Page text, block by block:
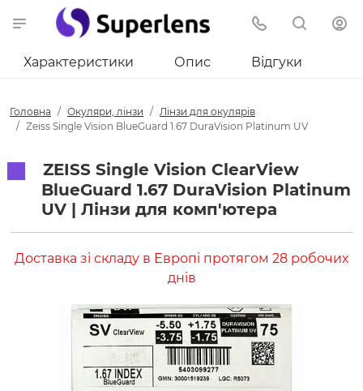
Характеристики Опис Відгуки
Головна Окуляри, лінзи
Лінзи для окулярів
Zeiss Single Vision BlueGuard 1.67 DuraVision Platinum UV
ZEISS Single Vision ClearView
BlueGuard 1.67 DuraVision Platinum
UV | Лінзи для комп'ютера
Доставка зі складу в Европі протягом 28 робочих
днів